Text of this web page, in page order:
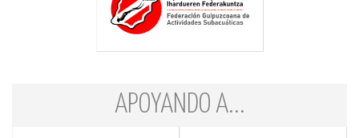
APOYANDO A...